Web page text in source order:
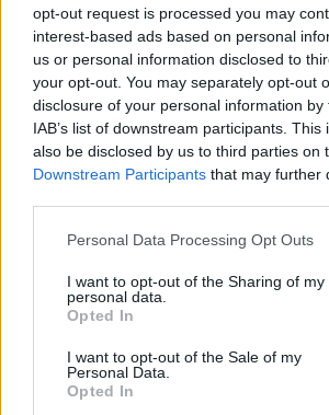
opt-out request is processed you may
interest-based ads based on personal
us or personal information disclosed to
your opt-out. You may separately opt-out
disclosure of your personal information
IAB’s list of downstream participants.
also be disclosed by us to third parties on
Downstream Participants that may further
Please note that this website/app uses
not limited to your visit or usage
grant or deny consent to Google and its
use your data for below specified
consent section.
Personal Data Processing Opt Outs
I want to opt-out of the Sharing of my
personal data.
Opted In
I want to opt-out of the Sale of my
Personal Data.
Opted In
Autogramok, zászlók,
2026. június 07.
Nemcsak a pillanat varázsát
az érzelmi köteléket is, amely
közönség között kialakult: évről évre